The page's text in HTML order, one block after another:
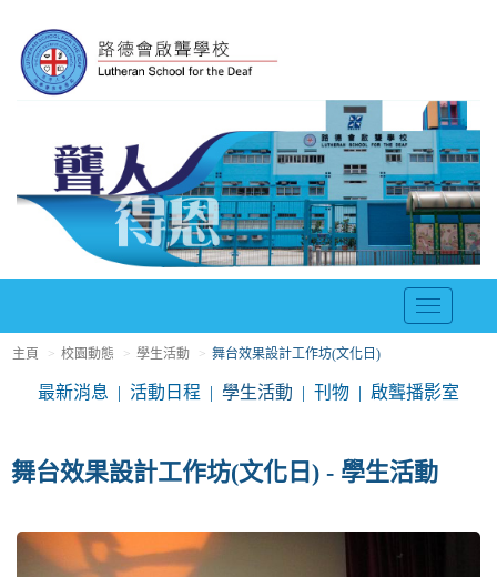
T
o
g
l
n
a
i
主頁 校園動態 學生活動 舞台效果設計工作坊(文化日)
最新消息 活動日程 學生活動 刊物 啟聾播影室
舞台效果設計工作坊(文化日) - 學生活動